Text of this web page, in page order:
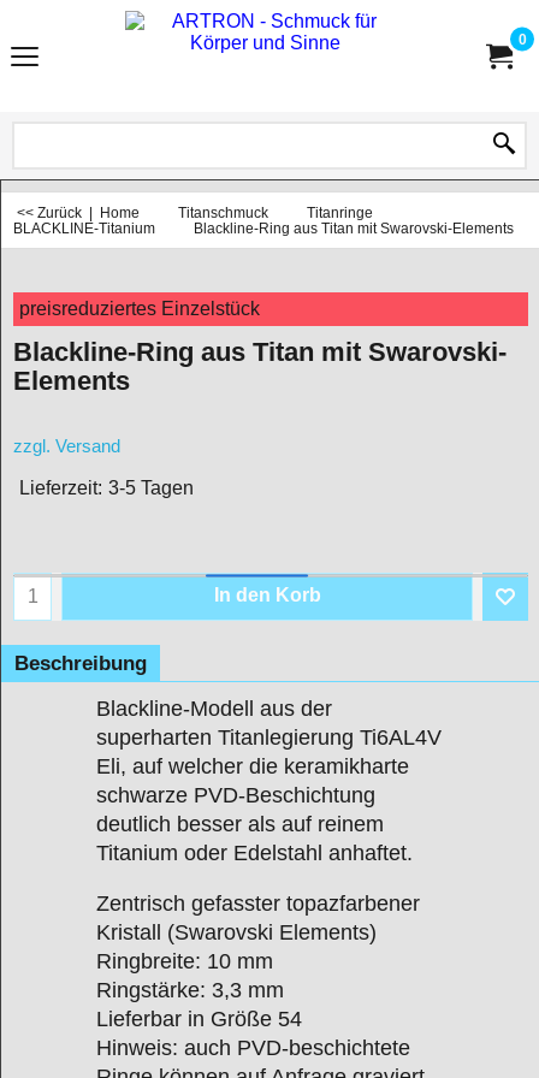
0
<< Zurück | Home Titanschmuck
Titanringe
BLACKLINE-Titanium
Blackline-Ring aus Titan mit Swarovski-Elements
preisreduziertes Einzelstück
Blackline-Ring aus Titan mit Swarovski-
Elements
zzgl. Versand
Lieferzeit: 3-5 Tagen
In den Korb
Beschreibung
Blackline-Modell aus der
superharten Titanlegierung Ti6AL4V
Eli, auf welcher die keramikharte
schwarze PVD-Beschichtung
deutlich besser als auf reinem
Titanium oder Edelstahl anhaftet.
Zentrisch gefasster topazfarbener
Kristall (Swarovski Elements)
Ringbreite: 10 mm
Ringstärke: 3,3 mm
Lieferbar in Größe 54
Hinweis: auch PVD-beschichtete